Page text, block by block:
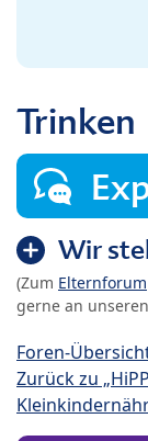
Trinken
Wir
(Zum Elternforum
gerne an unseren
Foren-
Zurück zu